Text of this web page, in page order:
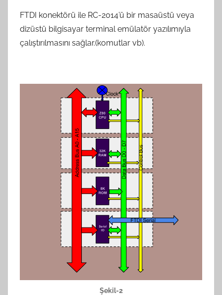
FTDI konektörü ile RC-2014’ü bir masaüstü veya
dizüstü bilgisayar terminal emülatör yazılımıyla
çalıştırılmasını sağlar.(komutlar vb).
Şekil-2